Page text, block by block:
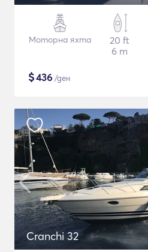
Моторна яхта
20 ft
6 m
$436 /ден
Cranchi 32